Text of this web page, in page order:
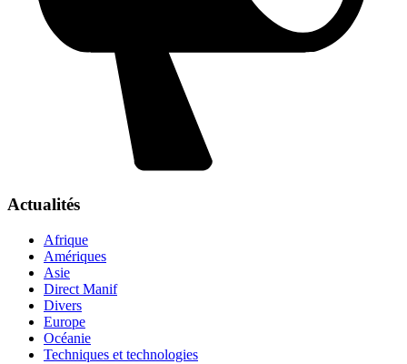
Actualités
Afrique
Amériques
Asie
Direct Manif
Divers
Europe
Océanie
Techniques et technologies